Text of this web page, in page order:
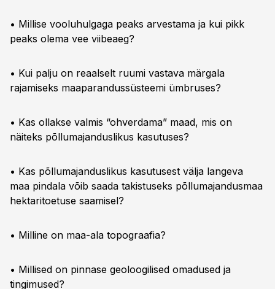
• Millise vooluhulgaga peaks arvestama ja kui pikk
peaks olema vee viibeaeg?
• Kui palju on reaalselt ruumi vastava märgala
rajamiseks maaparandussüsteemi ümbruses?
• Kas ollakse valmis “ohverdama” maad, mis on
näiteks põllumajanduslikus kasutuses?
• Kas põllumajanduslikus kasutusest välja langeva
maa pindala võib saada takistuseks põllumajandusmaa
hektaritoetuse saamisel?
• Milline on maa-ala topograafia?
• Millised on pinnase geoloogilised omadused ja
tingimused?